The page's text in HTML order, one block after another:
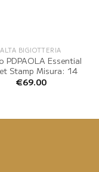
ALTA BIGIOTTERIA
PDPAOLA Essential
Stamp Misura: 14
€69.00